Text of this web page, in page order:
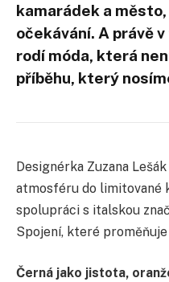
kamarádek a
očekávání. A právě
rodí móda, která
příběhu, který
Designérka Zuzana
atmosféru do limitované
spolupráci s italskou
Spojení, které
Černá jako jistota,